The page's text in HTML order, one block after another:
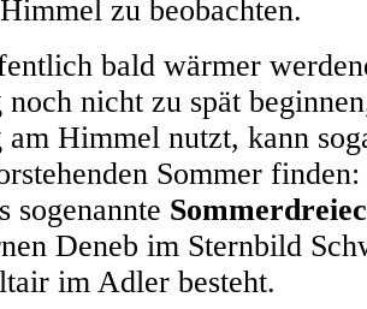
zu beobachten.
bald wärmer
noch nicht zu spät
am Himmel nutzt, kann
Sommer
sogenannte
Deneb im Sternbild
im Adler besteht.